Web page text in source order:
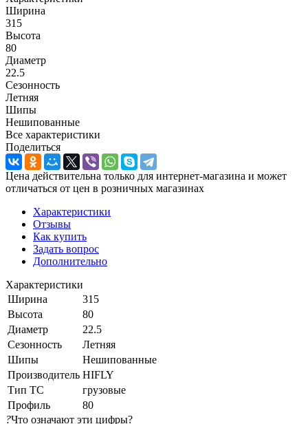
Ширина
315
Высота
80
Диаметр
22.5
Сезонность
Летняя
Шипы
Нешипованные
Все характеристики
Поделиться
Цена действительна только для интернет-магазина и может
отличаться от цен в розничных магазинах
Характеристики
Отзывы
Как купить
Задать вопрос
Дополнительно
Характеристики
Ширина
315
Высота
80
Диаметр
22.5
Сезонность
Летняя
Шипы
Нешипованные
Производитель HIFLY
Тип ТС
грузовые
Профиль
80
?Что означают эти цифры?